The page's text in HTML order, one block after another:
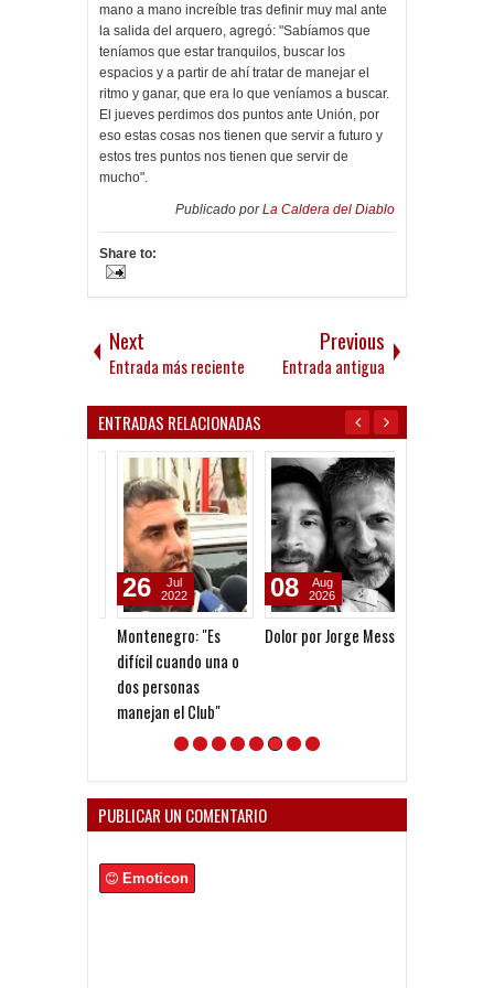
mano a mano increíble tras definir muy mal ante
la salida del arquero, agregó: "Sabíamos que
teníamos que estar tranquilos, buscar los
espacios y a partir de ahí tratar de manejar el
ritmo y ganar, que era lo que veníamos a buscar.
El jueves perdimos dos puntos ante Unión, por
eso estas cosas nos tienen que servir a futuro y
estos tres puntos nos tienen que servir de
mucho".
Publicado porLa Caldera del Diablo
Share to:
Next
Entrada más reciente
Previous
Entrada antigua
ENTRADAS RELACIONADAS
Montenegro: "Es
difícil cuando una o
dos personas
manejan el Club"
26
Jul
2022
Dolor por Jorge Messi
08
Aug
2026
PUBLICAR UN COMENTARIO
Emoticon